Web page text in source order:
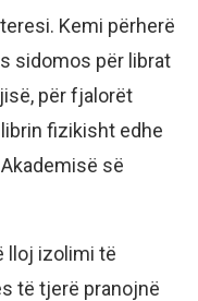
Kemi përherë
sidomos për librat
për fjalorët
fizikisht edhe
së
lloj izolimi të
të tjerë pranojnë